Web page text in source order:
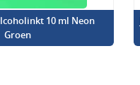
10 ml Neon
Groen